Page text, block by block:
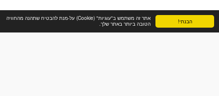
הבנתי!
אתר זה משתמש ב"עוגיות" (Cookie) על-מנת להבטיח שתהנה מהחוויה
הטובה ביותר באתר שלך.